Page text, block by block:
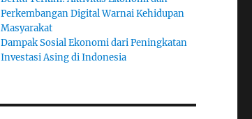
Perkembangan Digital Warnai Kehidupan
Masyarakat
Dampak Sosial Ekonomi dari Peningkatan
Investasi Asing di Indonesia